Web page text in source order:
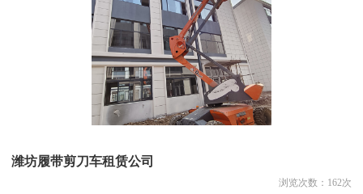
潍坊履带剪刀车租赁公司
浏览次数： 162次